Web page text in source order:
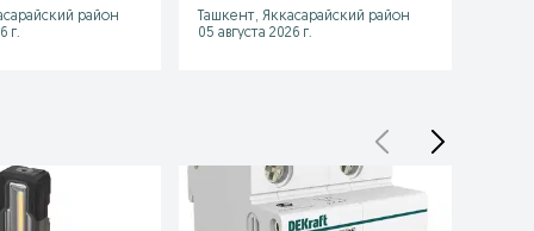
район
г.
Ташкент, Яккасарайский район
05 августа 2026 г.